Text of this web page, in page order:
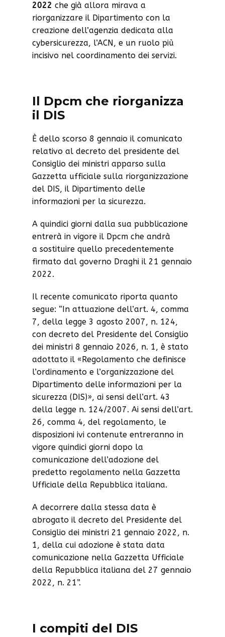
2022 che già allora mirava a
riorganizzare il Dipartimento con la
creazione dell’agenzia dedicata alla
cybersicurezza, l’ACN, e un ruolo più
incisivo nel coordinamento dei servizi.
Il Dpcm che riorganizza
il DIS
È dello scorso 8 gennaio il comunicato
relativo al decreto del presidente del
Consiglio dei ministri apparso sulla
Gazzetta ufficiale sulla riorganizzazione
del DIS, il Dipartimento delle
informazioni per la sicurezza.
A quindici giorni dalla sua pubblicazione
entrerà in vigore il Dpcm che andrà
a sostituire quello precedentemente
firmato dal governo Draghi il 21 gennaio
2022.
Il recente comunicato riporta quanto
segue: “In attuazione dell’art. 4, comma
7, della legge 3 agosto 2007, n. 124,
con decreto del Presidente del Consiglio
dei ministri 8 gennaio 2026, n. 1, è stato
adottato il «Regolamento che definisce
l’ordinamento e l’organizzazione del
Dipartimento delle informazioni per la
sicurezza (DIS)», ai sensi dell’art. 43
della legge n. 124/2007. Ai sensi dell’art.
26, comma 4, del regolamento, le
disposizioni ivi contenute entreranno in
vigore quindici giorni dopo la
comunicazione dell’adozione del
predetto regolamento nella Gazzetta
Ufficiale della Repubblica italiana.
A decorrere dalla stessa data è
abrogato il decreto del Presidente del
Consiglio dei ministri 21 gennaio 2022, n.
1, della cui adozione è stata data
comunicazione nella Gazzetta Ufficiale
della Repubblica italiana del 27 gennaio
2022, n. 21”.
I compiti del DIS